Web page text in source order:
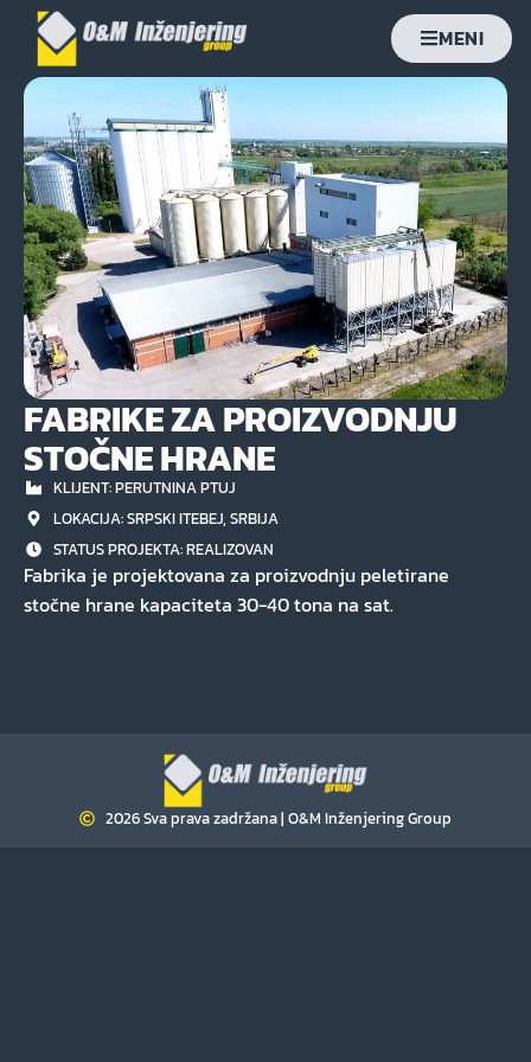
MENI
FABRIKE ZA PROIZVODNJU
STOČNE HRANE
KLIJENT: PERUTNINA PTUJ
LOKACIJA: SRPSKI ITEBEJ, SRBIJA
STATUS PROJEKTA:REALIZOVAN
Fabrika je projektovana za proizvodnju peletirane
stočne hrane kapaciteta 30-40 tona na sat.
2026 Sva prava zadržana | O&M Inženjering Group